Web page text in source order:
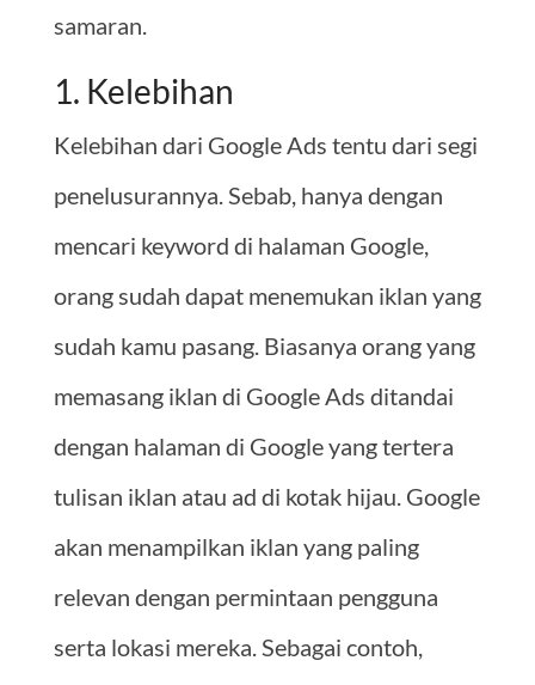
samaran.
1. Kelebihan
Kelebihan dari Google Ads tentu dari segi
penelusurannya. Sebab, hanya dengan
mencari keyword di halaman Google,
orang sudah dapat menemukan iklan yang
sudah kamu pasang. Biasanya orang yang
memasang iklan di Google Ads ditandai
dengan halaman di Google yang tertera
tulisan iklan atau ad di kotak hijau. Google
akan menampilkan iklan yang paling
relevan dengan permintaan pengguna
serta lokasi mereka. Sebagai contoh,